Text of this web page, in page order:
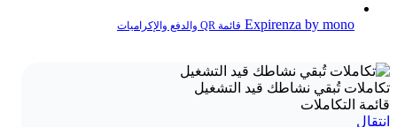
Expirenza by mono قائمة QR والدفع والإكراميات
تكاملات تُبقي نشاطك قيد التشغيل
قائمة التكاملات
انتقال